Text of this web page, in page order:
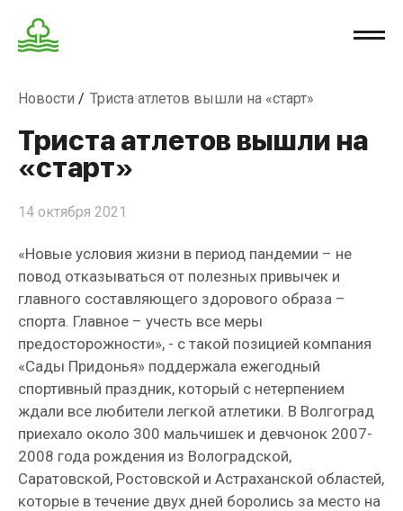
Новости Триста атлетов вышли на «старт»
Триста атлетов вышли на
«старт»
14 октября 2021
«Новые условия жизни в период пандемии – не
повод отказываться от полезных привычек и
главного составляющего здорового образа –
спорта. Главное – учесть все меры
предосторожности», - с такой позицией компания
«Сады Придонья» поддержала ежегодный
спортивный праздник, который с нетерпением
ждали все любители легкой атлетики. В Волгоград
приехало около 300 мальчишек и девчонок 2007-
2008 года рождения из Волоградской,
Саратовской, Ростовской и Астраханской областей,
которые в течение двух дней боролись за место на